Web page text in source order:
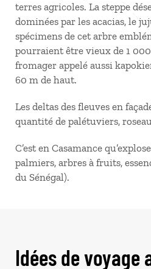
terres agricoles. La steppe
dominées par les acacias, le
spécimens de cet arbre
pourraient être vieux de 1
fromager appelé aussi
60 m de haut.
Les deltas des fleuves en
quantité de palétuviers,
C’est en Casamance
palmiers, arbres à fruits,
du Sénégal).
Idées de voyage